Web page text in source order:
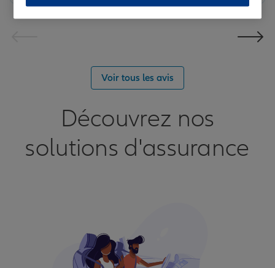
Voir tous les avis
Découvrez nos
solutions d'assurance